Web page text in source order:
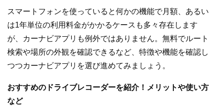
スマートフォンを使っていると何かの機能で月額、あるい
は1年単位の利用料金がかかるケースも多々存在します
が、カーナビアプリも例外ではありません。無料でルート
検索や場所の外観を確認できるなど、特徴や機能を確認し
つつカーナビアプリを選び進めてみましょう。
おすすめのドライブレコーダーを紹介！メリットや使い方
など